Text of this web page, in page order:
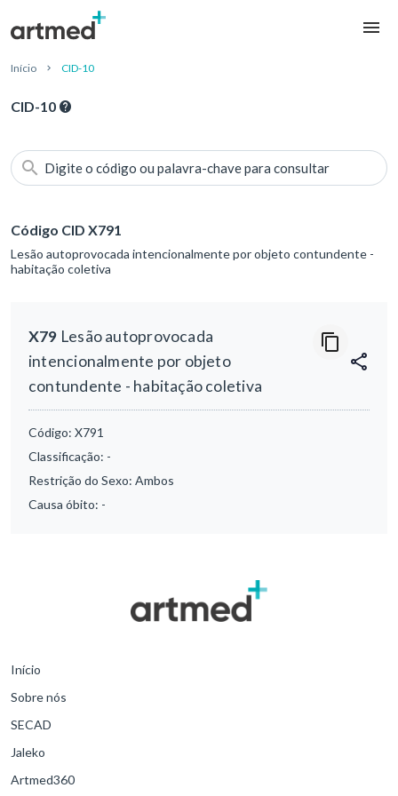
Início CID-10
CID-10
Digite o código ou palavra-chave para consultar
Código CID X791
Lesão autoprovocada intencionalmente por objeto contundente -
habitação coletiva
X79 Lesão autoprovocada
intencionalmente por objeto
contundente - habitação coletiva
Código: X791
Classificação: -
Restrição do Sexo: Ambos
Causa óbito: -
Início
Sobre nós
SECAD
Jaleko
Artmed360